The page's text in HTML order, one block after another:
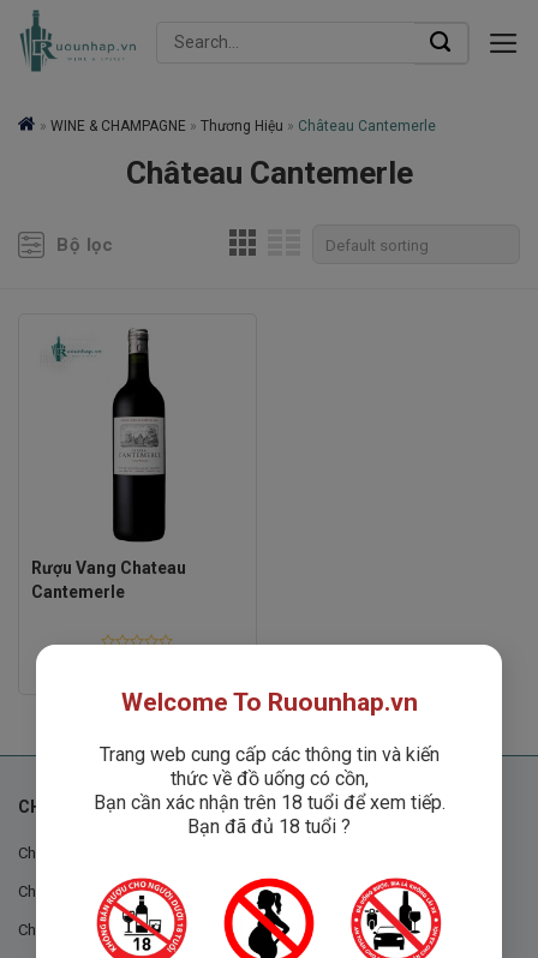
Skip
Search
» WINE & CHAMPAGNE » Thương Hiệu » Château Cantemerle
Château Cantemerle
Bộ lọc
Rượu Vang Chateau
Cantemerle
CHÍNH SÁCH
Chính sách chung
Chính sách đổi trả
Chính sách mua hàng
Welcome To Ruounhap.vn
Trang web cung cấp các thông tin và kiến
thức về đồ uống có cồn,
Bạn cần xác nhận trên 18 tuổi để xem tiếp.
Bạn đã đủ 18 tuổi ?